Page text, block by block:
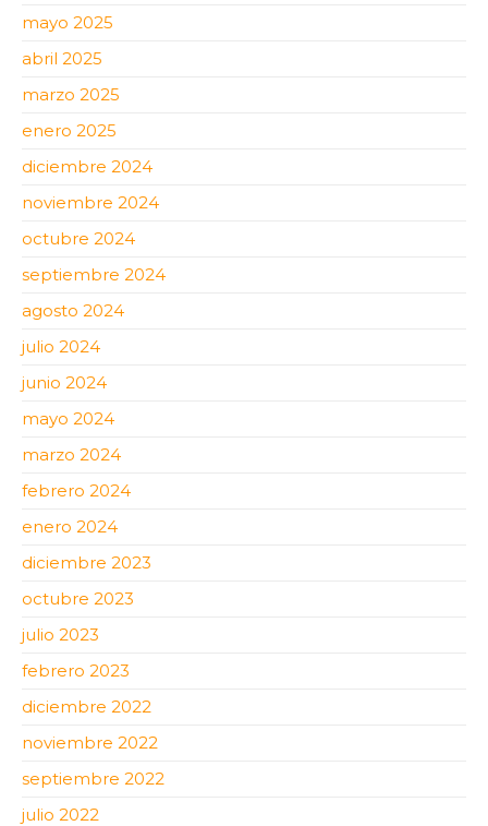
mayo 2025
abril 2025
marzo 2025
enero 2025
diciembre 2024
noviembre 2024
octubre 2024
septiembre 2024
agosto 2024
julio 2024
junio 2024
mayo 2024
marzo 2024
febrero 2024
enero 2024
diciembre 2023
octubre 2023
julio 2023
febrero 2023
diciembre 2022
noviembre 2022
septiembre 2022
julio 2022